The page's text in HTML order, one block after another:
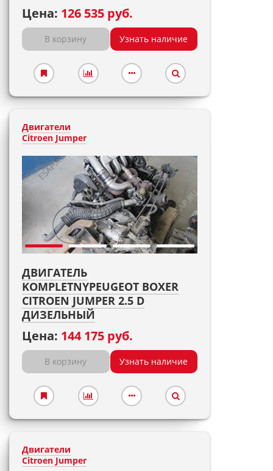
Цена: 126 535 руб.
В корзину Узнать наличие
Двигатели
Citroen Jumper
ДВИГАТЕЛЬ
KOMPLETNYPEUGEOT BOXER
CITROEN JUMPER 2.5 D
ДИЗЕЛЬНЫЙ
Цена: 144 175 руб.
В корзину Узнать наличие
Двигатели
Citroen Jumper